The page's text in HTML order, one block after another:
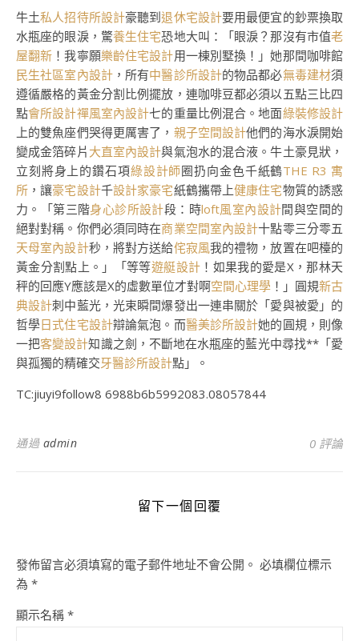
牛土私人招待所設計豪聽到退休宅設計要用最便宜的鈔票換取
水瓶座的眼淚，驚養生住宅恐地大叫：「眼淚？那沒有市值老
屋翻新 ！我寧願樂齡住宅設計用一棟別墅換！」她那間咖啡館
民生社區室內設計，所有中醫診所設計的物品都必無毒建材須
遵循嚴格的黃金分割比例擺放，連咖啡豆都必須以五點三比四
點會所設計禪風室內設計七的重量比例混合。地面綠裝修設計
上的雙魚座們哭得更厲害了， 親子空間設計他們的海水淚開始
變成金箔碎片 大直室內設計與氣泡水的混合液。牛土豪見狀，
立刻將身上的鑽石項綠設計師圈扔向金色千紙鶴THE R3 寓
所 ，讓豪宅設計千設計家豪宅紙鶴攜帶上健康住宅物質的誘惑
力。「第三階身心診所設計段：時loft風室內設計間與空間的
絕對對稱。你們必須同時在商業空間室內設計十點零三分零五
天母室內設計秒，將對方送給侘寂風我的禮物，放置在吧檯的
黃金分割點上。」「等等遊艇設計 ！如果我的愛是X，那林天
秤的回應Y應該是X的虛數單位才對啊空間心理學 ！」圓規新古
典設計刺中藍光，光束瞬間爆發出一連串關於「愛與被愛」的
哲學日式住宅設計辯論氣泡。而醫美診所設計她的圓規，則像
一把客變設計知識之劍，不斷地在水瓶座的藍光中尋找**「愛
與孤獨的精確交牙醫診所設計點」。
TC:jiuyi9follow8 6988b6b5992083.08057844
通過 admin 0 評論
留下一個回覆
發佈留言必須填寫的電子郵件地址不會公開。 必填欄位標示
為 *
顯示名稱 *